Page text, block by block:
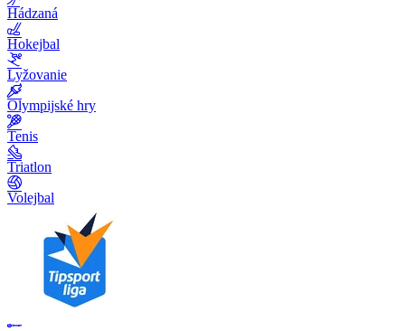
Hádzaná
Hokejbal
Lyžovanie
Olympijské hry
Tenis
Triatlon
Volejbal